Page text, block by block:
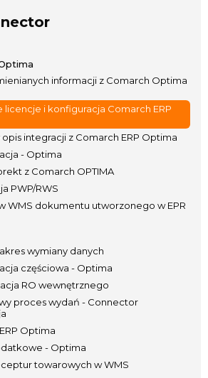
informacji z Comarch Optima
licencje i konfiguracja Comarch ERP
integracji z Comarch ERP Optima
- Optima
z Comarch OPTIMA
PWP/RWS
WMS dokumentu utworzonego w EPR
wymiany danych
częściowa - Optima
RO wewnętrznego
proces wydań - Connector
Optima
- Optima
towarowych w WMS